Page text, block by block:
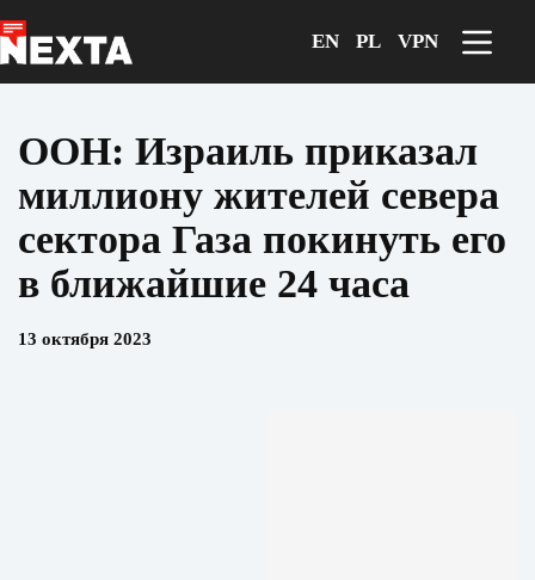
к
сути
EN PL VPN
ООН: Израиль приказал
миллиону жителей севера
сектора Газа покинуть его
в ближайшие 24 часа
13 октября 2023